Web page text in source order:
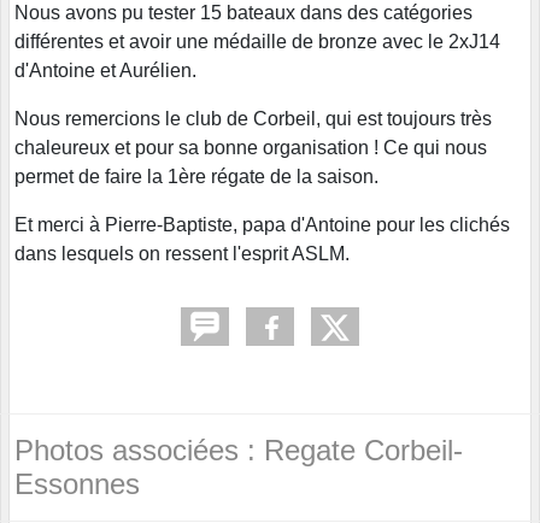
Nous avons pu tester 15 bateaux dans des catégories
différentes et avoir une médaille de bronze avec le 2xJ14
d'Antoine et Aurélien.
Nous remercions le club de Corbeil, qui est toujours très
chaleureux et pour sa bonne organisation ! Ce qui nous
permet de faire la 1ère régate de la saison.
Et merci à Pierre-Baptiste, papa d'Antoine pour les clichés
dans lesquels on ressent l'esprit ASLM.
Photos associées : Regate Corbeil-
Essonnes